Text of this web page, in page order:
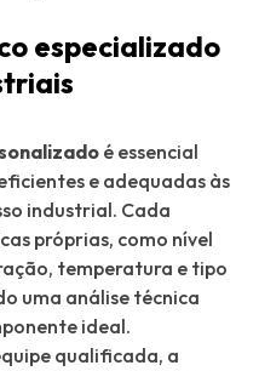
especializado
é essencial
e adequadas às
industrial. Cada
próprias, como nível
temperatura e tipo
uma análise técnica
ideal.
qualificada, a